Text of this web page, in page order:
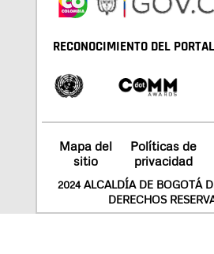
RECONOCIMIENTO DEL
Mapa del
sitio
Políticas de
privacidad
2024 ALCALDÍA DE BOGOTÁ
DERECHOS